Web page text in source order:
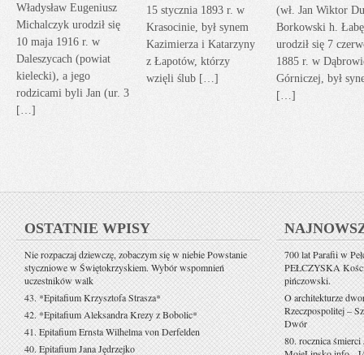
Władysław Eugeniusz
Michalczyk urodził się
10 maja 1916 r. w
Daleszycach (powiat
kielecki), a jego
rodzicami byli Jan (ur. 3
[…]
15 stycznia 1893 r. w
Krasocinie, był synem
Kazimierza i Katarzyny
z Łapotów, którzy
wzięli ślub […]
(wł. Jan Wiktor
Borkowski h.
urodził się 7
1885 r. w
Górniczej, był
[…]
OSTATNIE WPISY
Nie rozpaczaj dziewczę, zobaczym się w niebie Powstanie
styczniowe w Świętokrzyskiem. Wybór wspomnień
uczestników walk
43. *Epitafium Krzysztofa Strasza*
42. *Epitafium Aleksandra Krezy z Bobolic*
41. Epitafium Ernsta Wilhelma von Derfelden
40. Epitafium Jana Jędrzejko
700 lat Parafii w
PEŁCZYSKA
pińczowski.
O architekturze
Rzeczpospolitej –
Dwór
80. rocznica